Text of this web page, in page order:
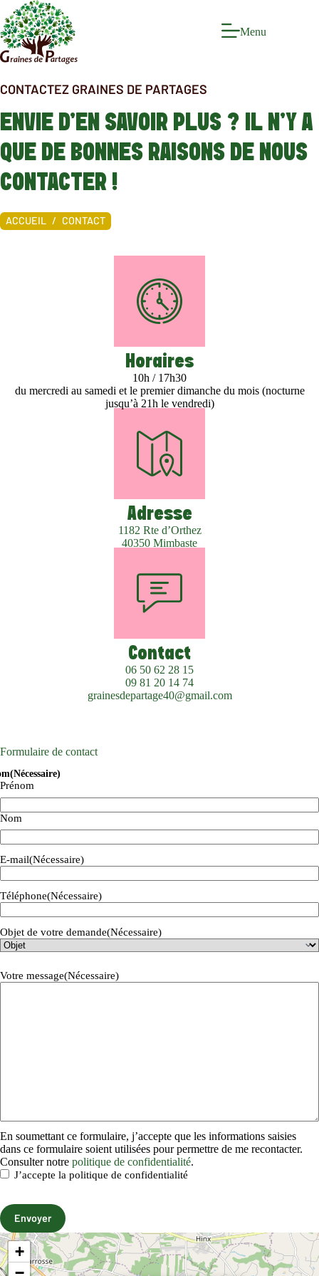
Passer
au
contenu
Menu
CONTACTEZ GRAINES DE PARTAGES
ENVIE D’EN SAVOIR PLUS ? IL N’Y A
QUE DE BONNES RAISONS DE NOUS
CONTACTER !
ACCUEIL CONTACT
Horaires
10h / 17h30
du mercredi au samedi et le premier dimanche du mois (nocturne
jusqu’à 21h le vendredi)
Adresse
1182 Rte d’Orthez
40350 Mimbaste
Contact
06 50 62 28 15
09 81 20 14 74
grainesdepartage40@gmail.com
+
Formulaire de contact
(Nécessaire)
Prénom
Nom
E-mail(Nécessaire)
Téléphone(Nécessaire)
Objet de votre demande(Nécessaire)
Votre message(Nécessaire)
E
n
s
o
u
t
t
a
n
t
c
En soumettant ce formulaire, j’accepte que les informations saisies
dans ce formulaire soient utilisées pour permettre de me recontacter.
Consulter notre politique de confidentialité.
J’accepte la politique de confidentialité
Envoyer
A
l
t